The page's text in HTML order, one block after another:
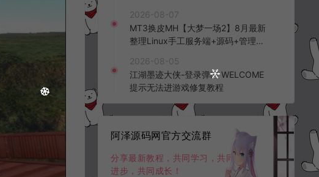
客户端+详细搭建教程+视频教程
2026-08-07
MT3换皮MH【大梦一场2】8月最新
整理Linux手工服务端+源码+管理后
频教程
2026-08-05
江湖墨迹大侠-登录弹出 WELCOME
提示无法进游戏修复教程
阿泽源码网官方交流群
分享最新教程，共同学习，共同
进步，共同成长！